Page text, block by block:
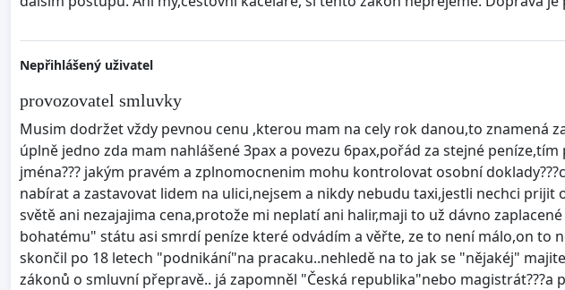
Nepřihlášený uživatel
provozovatel smluvky
Musim dodržet vždy pevnou cenu ,kterou mam na cely rok danou,to znamená
úplně jedno zda mam nahlášené 3pax a povezu 6pax,pořád za stejné
jména??? jakým pravém a zplnomocnenim mohu kontrolovat osobní
nabírat a zastavovat lidem na ulici,nejsem a nikdy nebudu taxi,jestli nechci
světě ani nezajajima cena,protože mi neplatí ani halir,maji to už dávno
bohatému" státu asi smrdí peníze které odvádím a věřte, ze to není málo,on
skončil po 18 letech "podnikání"na pracaku..nehledě na to jak se "nějakéj"
zákonů o smluvní přepravě.. já zapomněl "Česká republika"nebo